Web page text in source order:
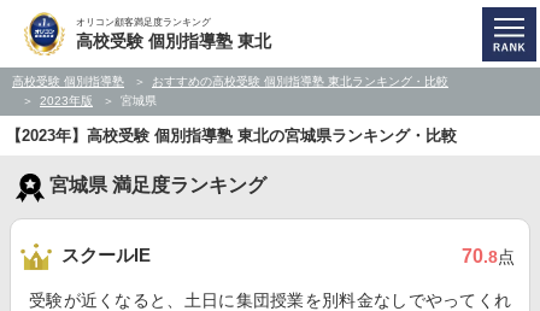
オリコン顧客満足度ランキング
高校受験 個別指導塾 東北
高校受験 個別指導塾
おすすめの高校受験 個別指導塾 東北ランキング・比較
2023年版
宮城県
【2023年】高校受験 個別指導塾 東北の宮城県ランキング・比較
宮城県 満足度ランキング
スクールIE 70.8点
受験が近くなると、土日に集団授業を別料金なしでやってくれ